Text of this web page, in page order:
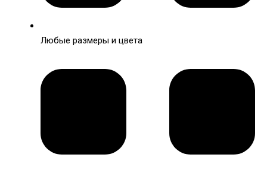
Любые размеры и цвета